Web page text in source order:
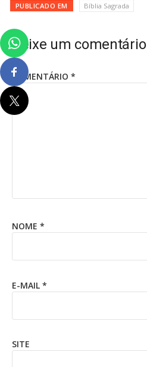
PUBLICADO EM Bíblia Sagrada
Deixe um comentário
COMENTÁRIO *
NOME *
E-MAIL *
SITE